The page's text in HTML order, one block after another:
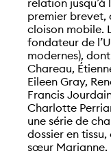
premier brevet,
cloison mobile.
fondateur de
modernes),
Chareau,
Eileen Gray,
Francis
Charlotte
une série de
dossier en
sœur Marianne.